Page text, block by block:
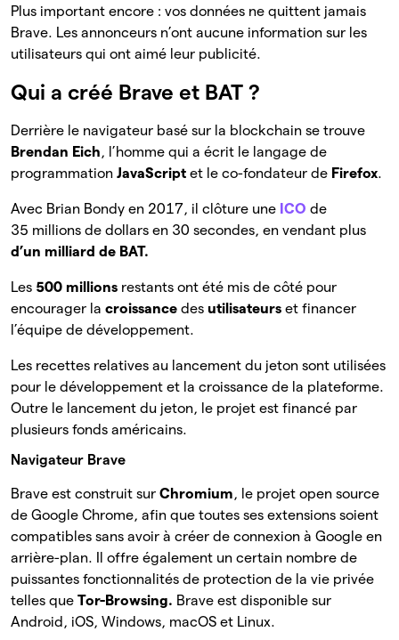
Plus important encore : vos données ne quittent jamais
Brave. Les annonceurs n’ont aucune information sur les
utilisateurs qui ont aimé leur publicité.
Qui a créé Brave et BAT ?
Derrière le navigateur basé sur la blockchain se trouve
Brendan Eich, l’homme qui a écrit le langage de
programmation JavaScript et le co-fondateur de Firefox.
Avec Brian Bondy en 2017, il clôture une ICO de
35 millions de dollars en 30 secondes, en vendant plus
d’un milliard de BAT.
Les 500 millions restants ont été mis de côté pour
encourager la croissance des utilisateurs et financer
l’équipe de développement.
Les recettes relatives au lancement du jeton sont utilisées
pour le développement et la croissance de la plateforme.
Outre le lancement du jeton, le projet est financé par
plusieurs fonds américains.
Navigateur Brave
Brave est construit sur Chromium, le projet open source
de Google Chrome, afin que toutes ses extensions soient
compatibles sans avoir à créer de connexion à Google en
arrière-plan. Il offre également un certain nombre de
puissantes fonctionnalités de protection de la vie privée
telles que Tor-Browsing. Brave est disponible sur
Android, iOS, Windows, macOS et Linux.